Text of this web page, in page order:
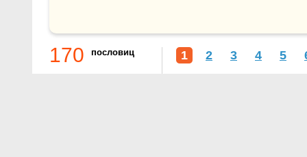
170 пословиц 1 2 3 4 5